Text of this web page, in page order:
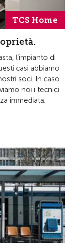
TCS Home
l’impianto di
casi abbiamo
soci. In caso
noi i tecnici
immediata.